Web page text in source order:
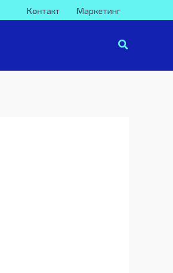
Контакт Маркетинг